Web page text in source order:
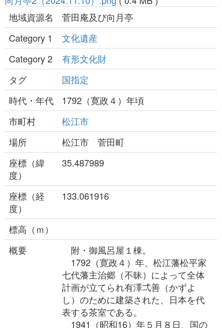
地域資源名
菅田庵及び向月亭
Category 1
文化遺産
Category 2
有形文化財
タグ
国指定
時代・年代
1792（寛政４）年頃
市町村
松江市
場所
松江市 菅田町
座標（緯
度）
35.487989
座標（経
度）
133.061916
標高（ｍ）
概要
附・御風呂屋１棟。
1792（寛政４）年、松江藩松平家
七代藩主治郷（不昧）によって全体
計画が立てられ有澤弌善（かずよ
し）のために建築された、日本を代
表する茶室である。
1941（昭和16）年５月８日、国の